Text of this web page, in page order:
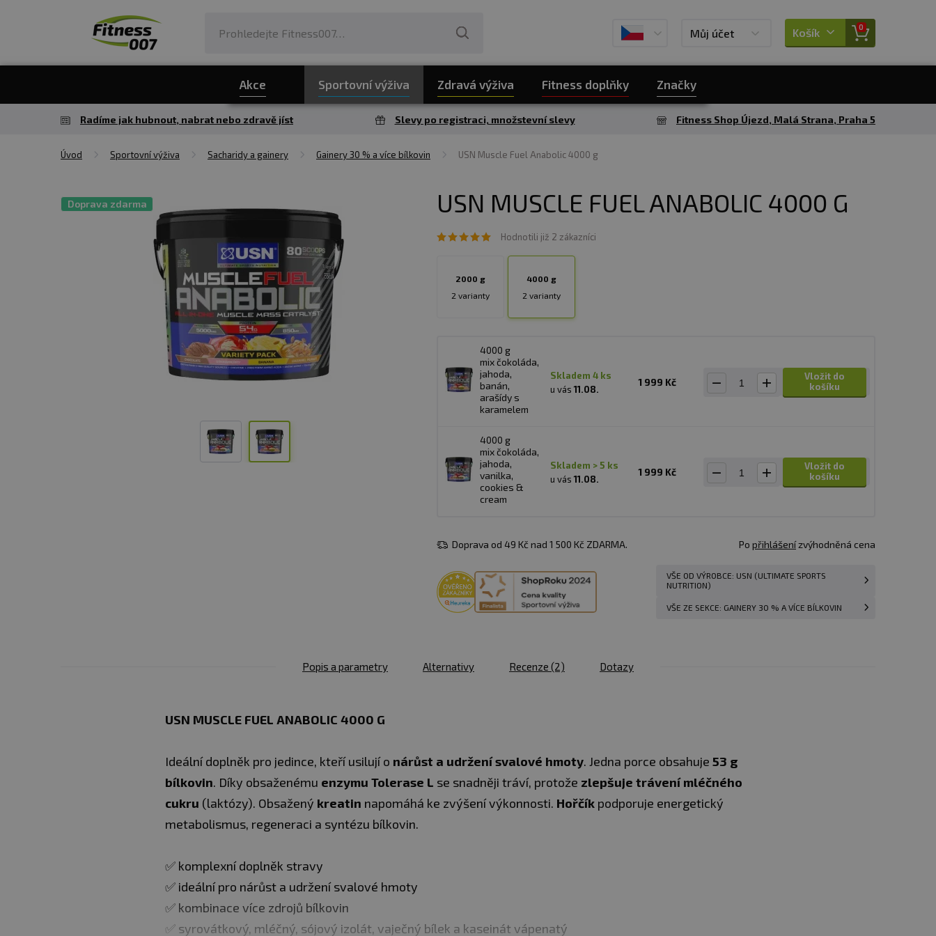
Můj účet Košík 0
Akce Sportovní výživa Zdravá výživa Fitness doplňky Značky
Radíme jak hubnout, nabrat nebo zdravě jíst Slevy po registraci, množstevní slevy Fitness Shop Újezd, Malá Strana, Praha 5
Úvod Sportovní výživa Sacharidy a gainery Gainery 30 % a více bílkovin USN Muscle Fuel Anabolic 4000 g
Doprava zdarma USN MUSCLE FUEL ANABOLIC 4000 G
Hodnotili již 2 zákazníci
2000 g
2 varianty
4000 g
2 varianty
4000 g
mix čokoláda,
jahoda,
banán,
arašídy s
karamelem
skladem 4 ks
u vás11.08.
1 999 Kč
Vložit do
košíku
4000 g
mix čokoláda,
jahoda,
vanilka,
cookies &
cream
skladem > 5 ks
u vás11.08.
1 999 Kč
Vložit do
košíku
Doprava od 49 Kč nad 1 500 Kč ZDARMA. Po přihlášenízvýhodněná cena
VŠE OD VÝROBCE: USN (ULTIMATE SPORTS
NUTRITION)
VŠE ZE SEKCE: GAINERY 30 % A VÍCE BÍLKOVIN
Popis a parametry Alternativy Recenze (2) Dotazy
USN MUSCLE FUEL ANABOLIC 4000 G
Ideální doplněk pro jedince, kteří usilují o nárůst a udržení svalové hmoty. Jedna porce obsahuje 53 g
bílkovin. Díky obsaženému enzymu Tolerase L se snadněji tráví, protože zlepšuje trávení mléčného
cukru (laktózy). Obsažený kreatin napomáhá ke zvýšení výkonnosti. Hořčík podporuje energetický
metabolismus, regeneraci a syntézu bílkovin.
✅ komplexní doplněk stravy
✅ ideální pro nárůst a udržení svalové hmoty
✅ kombinace více zdrojů bílkovin
✅ syrovátkový, mléčný, sójový izolát, vaječný bílek a kaseinát vápenatý